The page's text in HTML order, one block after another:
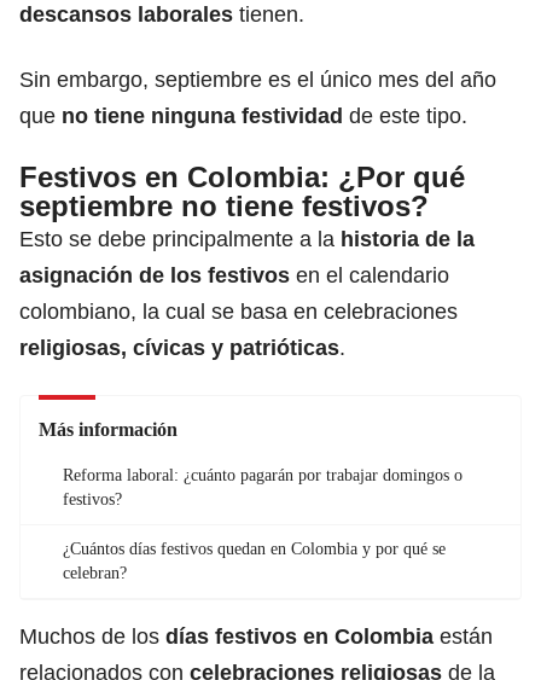
descansos laborales tienen.
Sin embargo, septiembre es el único mes del año
que no tiene ninguna festividad de este tipo.
Festivos en Colombia: ¿Por qué
septiembre no tiene festivos?
Esto se debe principalmente a la historia de la
asignación de los festivos en el calendario
colombiano, la cual se basa en celebraciones
religiosas, cívicas y patrióticas.
Más información
Reforma laboral: ¿cuánto pagarán por trabajar domingos o
festivos?
¿Cuántos días festivos quedan en Colombia y por qué se
celebran?
Muchos de los días festivos en Colombia están
relacionados con celebraciones religiosas de la